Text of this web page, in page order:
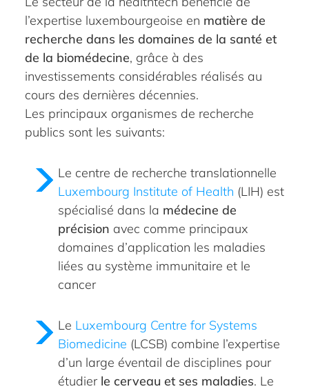
l’expertise luxembourgeoise en matière de
recherche dans les domaines de la santé et
de la biomédecine, grâce à des
investissements considérables réalisés au
cours des dernières décennies.
Les principaux organismes de recherche
publics sont les suivants:
Le centre de recherche translationnelle
Luxembourg Institute of Health (LIH) est
spécialisé dans la médecine de
précision avec comme principaux
domaines d’application les maladies
liées au système immunitaire et le
cancer
Le Luxembourg Centre for Systems
Biomedicine (LCSB) combine l’expertise
d’un large éventail de disciplines pour
étudier le cerveau et ses maladies. Le